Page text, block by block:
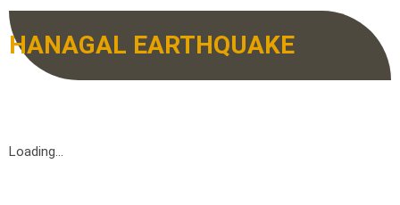
HANAGAL EARTHQUAKE
Loading...